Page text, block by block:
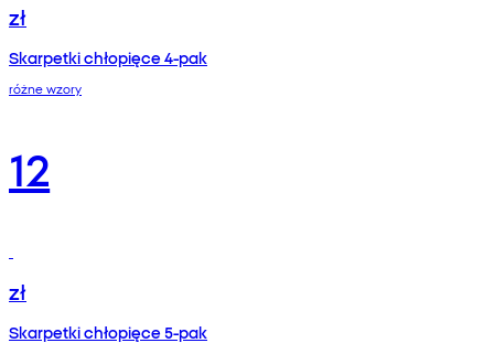
zł
Skarpetki chłopięce 4-pak
różne wzory
12
zł
Skarpetki chłopięce 5-pak